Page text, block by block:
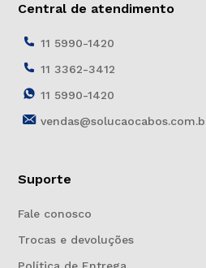
Central de atendimento
11 5990-1420
11 3362-3412
11 5990-1420
Suporte
Fale conosco
Trocas e devoluções